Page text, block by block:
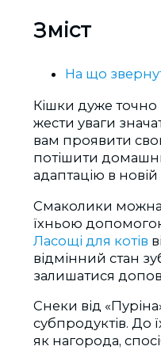
Зміст
На що
Кішки дуже точно
жести уваги
вам проявити
потішити
адаптацію в новій
Смаколики можна
їхньою
Ласощі для котів
відмінний стан
залишатися
Снеки від
субпродуктів. До
як нагорода,